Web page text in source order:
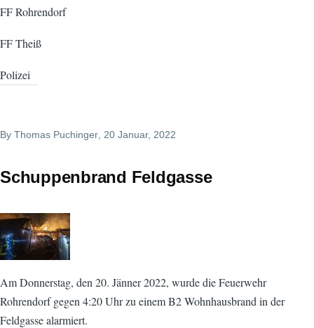
FF Rohrendorf
FF Theiß
Polizei
By Thomas Puchinger , 20 Januar, 2022
Schuppenbrand Feldgasse
Am Donnerstag, den 20. Jänner 2022, wurde die Feuerwehr
Rohrendorf gegen 4:20 Uhr zu einem B2 Wohnhausbrand in der
Feldgasse alarmiert.